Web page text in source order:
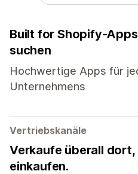
Built for Shopify-
suchen
Hochwertige Apps für
Unternehmens
Vertriebskanäle
Verkaufe überall dort,
einkaufen.